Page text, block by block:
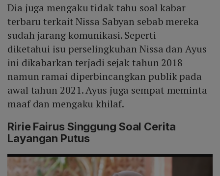
Dia juga mengaku tidak tahu soal kabar
terbaru terkait Nissa Sabyan sebab mereka
sudah jarang komunikasi. Seperti
diketahui isu perselingkuhan Nissa dan Ayus
ini dikabarkan terjadi sejak tahun 2018
namun ramai diperbincangkan publik pada
awal tahun 2021. Ayus juga sempat meminta
maaf dan mengaku khilaf.
Ririe Fairus Singgung Soal Cerita
Layangan Putus